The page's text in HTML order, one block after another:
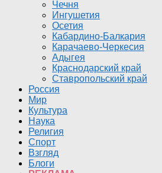
Чечня
Ингушетия
Осетия
Кабардино-Балкария
Карачаево-Черкесия
Адыгея
Краснодарский край
Ставропольский край
Россия
Мир
Культура
Наука
Религия
Спорт
Взгляд
Блоги